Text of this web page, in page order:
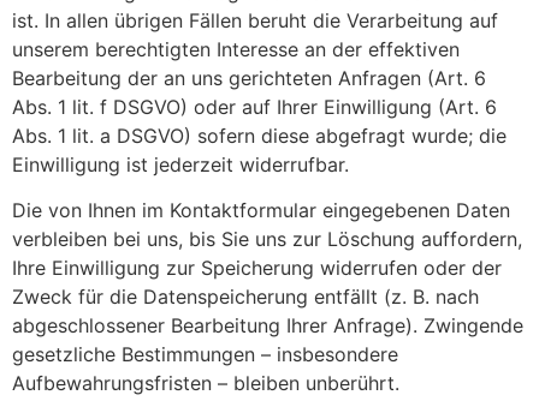
ist. In allen übrigen Fällen beruht die Verarbeitung auf
unserem berechtigten Interesse an der effektiven
Bearbeitung der an uns gerichteten Anfragen (Art. 6
Abs. 1 lit. f DSGVO) oder auf Ihrer Einwilligung (Art. 6
Abs. 1 lit. a DSGVO) sofern diese abgefragt wurde; die
Einwilligung ist jederzeit widerrufbar.
Die von Ihnen im Kontaktformular eingegebenen Daten
verbleiben bei uns, bis Sie uns zur Löschung auffordern,
Ihre Einwilligung zur Speicherung widerrufen oder der
Zweck für die Datenspeicherung entfällt (z. B. nach
abgeschlossener Bearbeitung Ihrer Anfrage). Zwingende
gesetzliche Bestimmungen – insbesondere
Aufbewahrungsfristen – bleiben unberührt.